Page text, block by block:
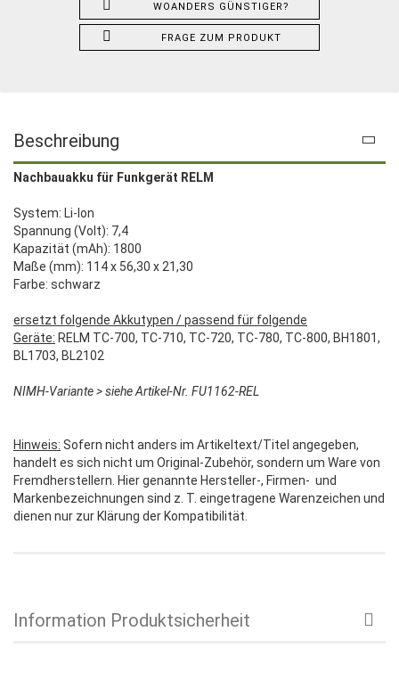
WOANDERS GÜNSTIGER?
FRAGE ZUM PRODUKT
Beschreibung
Nachbauakku für Funkgerät RELM
System: Li-Ion
Spannung (Volt): 7,4
Kapazität (mAh): 1800
Maße (mm): 114 x 56,30 x 21,30
Farbe: schwarz
ersetzt folgende Akkutypen / passend für folgende
Geräte: RELM TC-700, TC-710, TC-720, TC-780, TC-800, BH1801,
BL1703, BL2102
NIMH-Variante > siehe Artikel-Nr. FU1162-REL
Hinweis: Sofern nicht anders im Artikeltext/Titel angegeben,
handelt es sich nicht um Original-Zubehör, sondern um Ware von
Fremdherstellern. Hier genannte Hersteller-, Firmen- und
Markenbezeichnungen sind z. T. eingetragene Warenzeichen und
dienen nur zur Klärung der Kompatibilität.
Information Produktsicherheit